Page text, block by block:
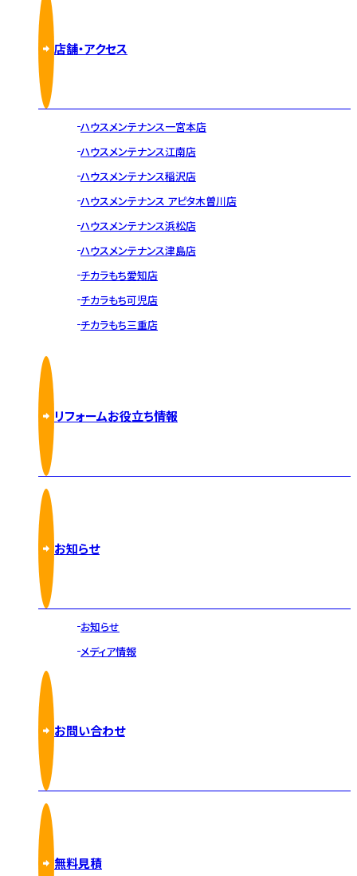
店舗・アクセス
ハウスメンテナンス一宮本店
ハウスメンテナンス江南店
ハウスメンテナンス稲沢店
ハウスメンテナンス アピタ木曽川店
ハウスメンテナンス浜松店
ハウスメンテナンス津島店
チカラもち愛知店
チカラもち可児店
チカラもち三重店
リフォームお役立ち情報
お知らせ
お知らせ
メディア情報
お問い合わせ
無料見積